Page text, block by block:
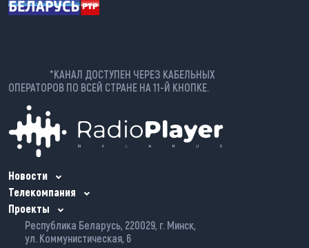
*КАНАЛ ДОСТУПЕН ЧЕРЕЗ КАБЕЛЬНЫХ
ОПЕРАТОРОВ ПО ВСЕЙ СТРАНЕ НА 11-Й КНОПКЕ.
Новости
Телекомпания
Проекты
Республика Беларусь, 220029, г. Минск,
ул. Коммунистическая, 6